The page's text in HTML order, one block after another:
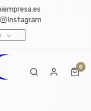
Instagram
0